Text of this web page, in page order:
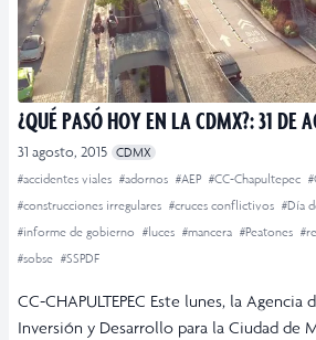
¿QUÉ PASÓ HOY EN LA CDMX?: 31 DE
31 agosto, 2015 CDMX
#accidentes viales #adornos #AEP #CC-Chapultepec
#construcciones irregulares #cruces conflictivos #Día
#informe de gobierno #luces #mancera #Peatones
#sobse #SSPDF
CC-CHAPULTEPEC Este lunes, la Agencia
Inversión y Desarrollo para la Ciudad de